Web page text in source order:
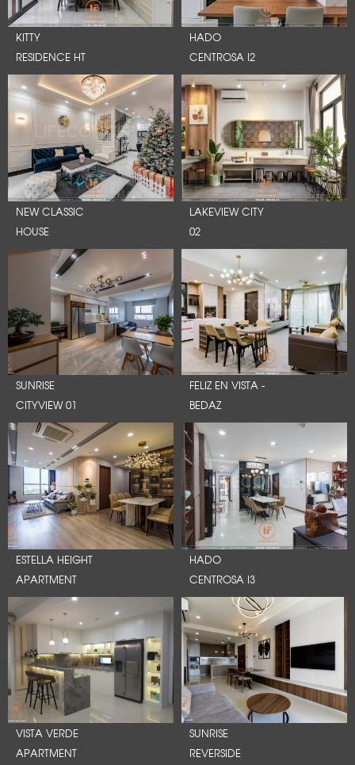
KITTY
RESIDENCE HT
HADO
CENTROSA I2
NEW CLASSIC
HOUSE
LAKEVIEW CITY
02
SUNRISE
CITYVIEW 01
FELIZ EN VISTA -
BEDAZ
ESTELLA HEIGHT
APARTMENT
HADO
CENTROSA I3
VISTA VERDE
APARTMENT
SUNRISE
REVERSIDE